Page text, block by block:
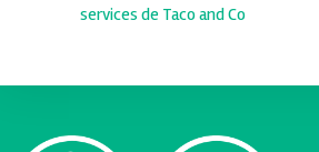
services de Taco and Co